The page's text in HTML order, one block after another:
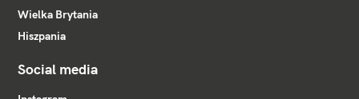
Wielka Brytania
Hiszpania
Social media